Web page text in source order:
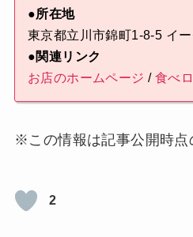
●所在地
東京都立川市錦町1-8-5 イ
●関連リンク
お店のホームページ / 食べ
※この情報は記事公開時点
2